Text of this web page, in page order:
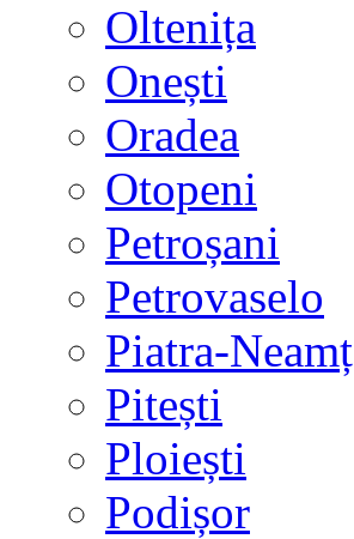
Oltenița
Onești
Oradea
Otopeni
Petroșani
Petrovaselo
Piatra-Neamț
Pitești
Ploiești
Podișor